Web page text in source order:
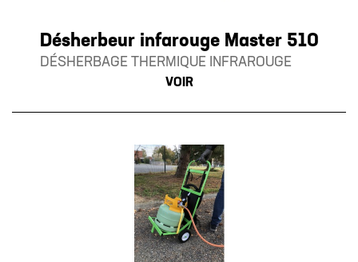
Désherbeur infarouge Master 510
DÉSHERBAGE THERMIQUE INFRAROUGE
VOIR